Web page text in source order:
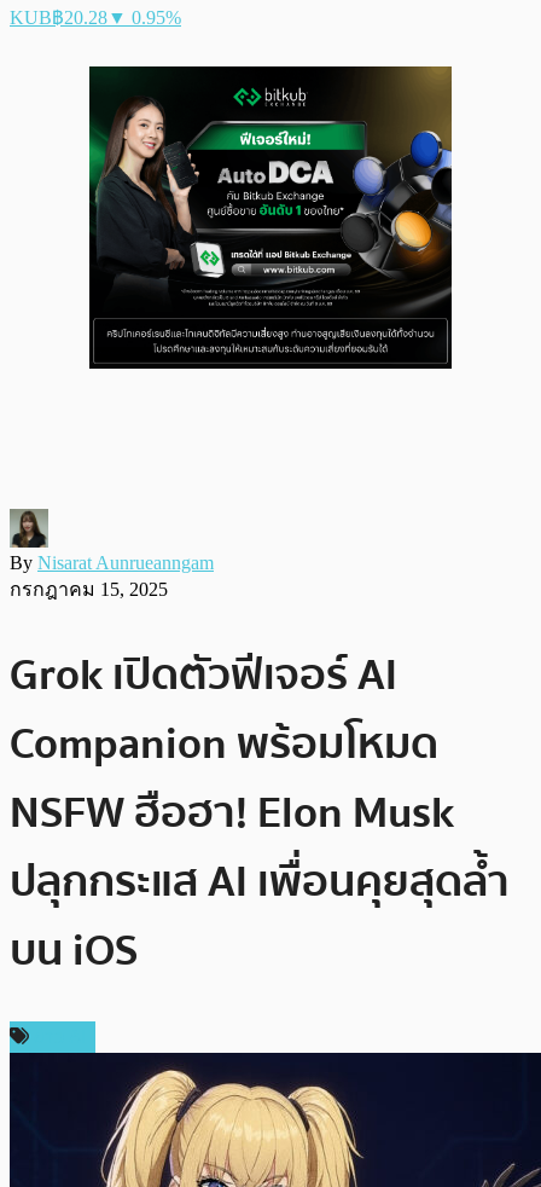
KUB฿20.28▼ 0.95%
By Nisarat Aunrueanngam
กรกฎาคม 15, 2025
Grok เปิดตัวฟีเจอร์ AI
Companion พร้อมโหมด
NSFW ฮือฮา! Elon Musk
ปลุกกระแส AI เพื่อนคุยสุดล้ำ
บน iOS